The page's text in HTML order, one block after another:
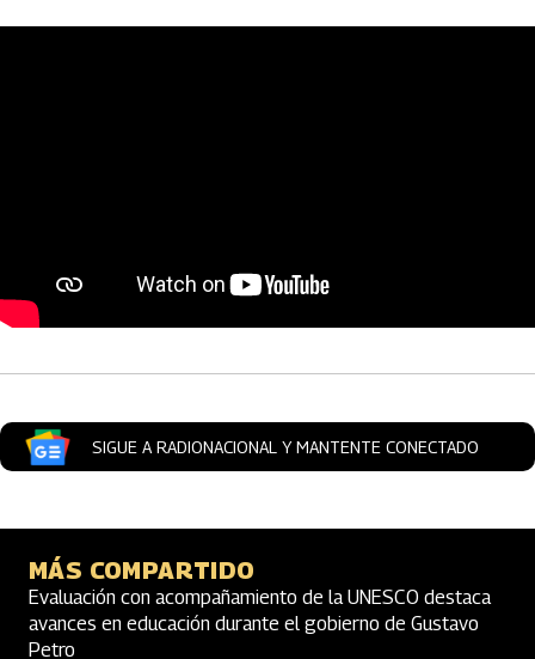
Artículos Player
SIGUE A RADIONACIONAL Y MANTENTE CONECTADO
MÁS COMPARTIDO
Evaluación con acompañamiento de la UNESCO destaca
avances en educación durante el gobierno de Gustavo
Petro